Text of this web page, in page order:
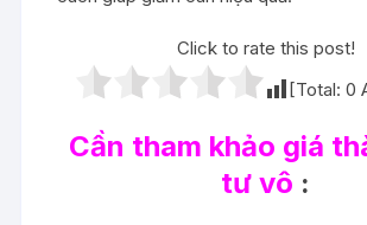
Click to rate this post!
[Total:0
Cần tham khảo giá
tư vô :